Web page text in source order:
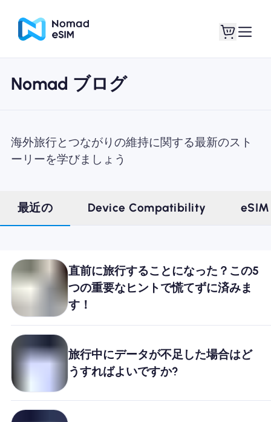
Nomad eSIMを使用する理由
eSIMの使用
企業
Nomad ブログ
海外旅行とつながりの維持に関する最新のスト
ーリーを学びましょう
最近の Device Compatibility eSIM
直前に旅行することになった？この5
つの重要なヒントで慌てずに済みま
す！
旅行中にデータが不足した場合はど
うすればよいですか?